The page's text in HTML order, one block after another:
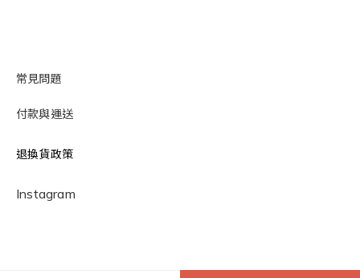
常見問題
付款與運送
退換貨政策
Instagram